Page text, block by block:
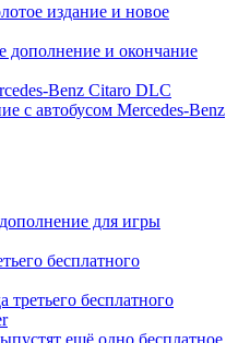
издание и новое
дополнение и окончание
Benz Citaro DLC
с автобусом Mercedes-Benz
для игры
бесплатного
третьего бесплатного